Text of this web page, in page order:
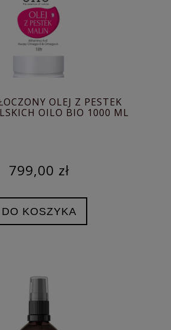
OLEJ Z PESTEK
OILO BIO 1000 ML
799,00 zł
DO KOSZYKA